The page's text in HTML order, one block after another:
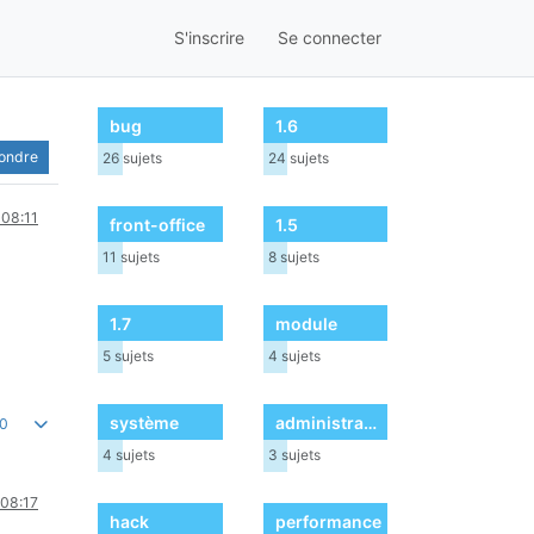
S'inscrire Se connecter
0
bug
26 sujets
1.6
24 sujets
front-office
11 sujets
1.5
8sujets
1.7
5 sujets
module
4 sujets
système
4 sujets
administration
3 sujets
hack performance